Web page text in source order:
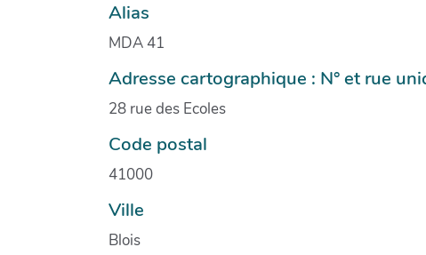
Alias
MDA 41
Adresse cartographique : N° et rue
28 rue des Ecoles
Code postal
41000
Ville
Blois